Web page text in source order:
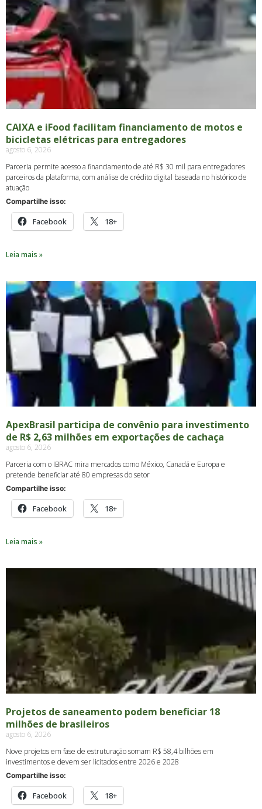
CAIXA e iFood facilitam financiamento de motos e
bicicletas elétricas para entregadores
agosto 6, 2026
Parceria permite acesso a financiamento de até R$ 30 mil para entregadores
parceiros da plataforma, com análise de crédito digital baseada no histórico de
atuação
Compartilhe isso:
Facebook 18+
Leia mais »
ApexBrasil participa de convênio para investimento
de R$ 2,63 milhões em exportações de cachaça
agosto 6, 2026
Parceria com o IBRAC mira mercados como México, Canadá e Europa e
pretende beneficiar até 80 empresas do setor
Compartilhe isso:
Facebook 18+
Leia mais »
Projetos de saneamento podem beneficiar 18
milhões de brasileiros
agosto 6, 2026
Nove projetos em fase de estruturação somam R$ 58,4 bilhões em
investimentos e devem ser licitados entre 2026 e 2028
Compartilhe isso:
Facebook 18+